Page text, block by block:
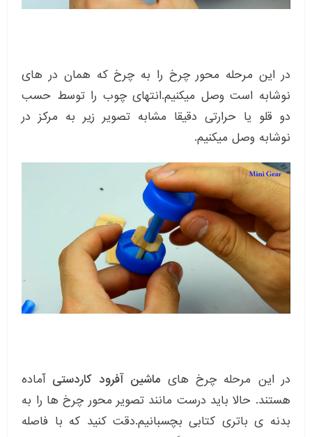
در این مرحله محور چرخ را به چرخ که همان در های
نوشابه است وصل میکنیم.انتهای چوب را توسط حسب
دو قلو یا حرارتی دقیقا مشابه تصویر زیر به مرکز در
نوشابه وصل میکنیم.
در این مرحله چرخ های ماشین آفرود کاردستی آماده
هستند. حالا باید درست مانند تصویر محور چرخ ها را به
بدنه ی باتری کتابی بچسبانیم.دقت کنید که با فاصله